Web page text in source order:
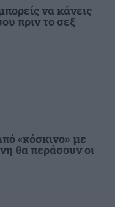
(βίντεο)να κάνεις
πριν το σεξ
«κόσκινο» με
θα περάσουν οι